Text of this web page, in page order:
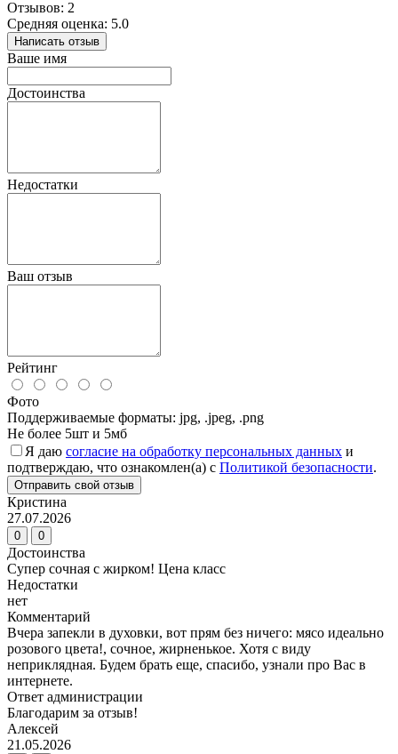
Отзывов: 2
Средняя оценка: 5.0
Написать отзыв
Ваше имя
Достоинства
Недостатки
Ваш отзыв
Рейтинг
Фото
Поддерживаемые форматы: jpg, .jpeg, .png
Не более 5шт и 5мб
Я даю согласие на обработку персональных данных и
подтверждаю, что ознакомлен(а) с Политикой безопасности.
Отправить свой отзыв
Кристина
27.07.2026
0 0
Достоинства
Супер сочная с жирком! Цена класс
Недостатки
нет
Комментарий
Вчера запекли в духовки, вот прям без ничего: мясо идеально
розового цвета!, сочное, жирненькое. Хотя с виду
неприклядная. Будем брать еще, спасибо, узнали про Вас в
интернете.
Ответ администрации
Благодарим за отзыв!
Алексей
21.05.2026